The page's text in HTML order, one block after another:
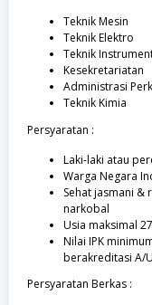
Teknik Mesin
Teknik Elektro
Teknik
Kesekretariatan
Administrasi
Teknik Kimia
Persyaratan :
Laki-laki atau
Warga Negara
Sehat jasmani &
narkobal
Usia maksimal
Nilai IPK
berakreditasi A/
Persyaratan Berkas :